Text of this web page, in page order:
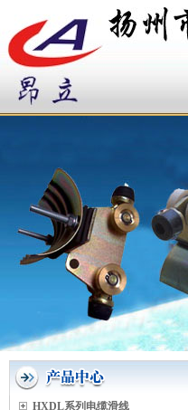
HXDL系列电缆滑线